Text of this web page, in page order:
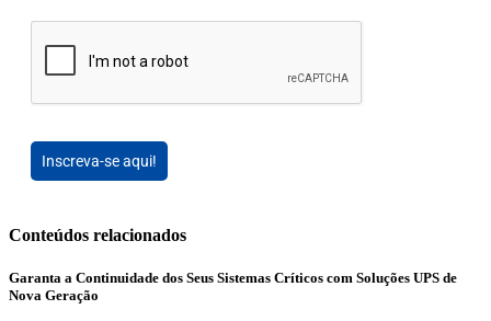
Inscreva-se aqui!
Conteúdos relacionados
Garanta a Continuidade dos Seus Sistemas Críticos com Soluções UPS de
Nova Geração